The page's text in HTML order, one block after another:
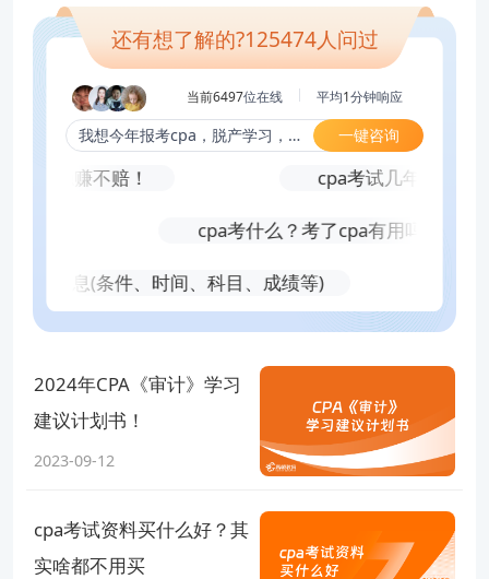
真实性负责。 如您认为本网站刊载作品涉及版权等问题，请与本网站
联系(邮箱fawu@gaodun.com，电话：021-31587497)，本网站核实
确认后会尽快予以处理。
【解决方案】在报考CPA时一定要注意仔细阅读中注协网站中的考试报名通知和相关规定，确保自己符合报考条件并按照规定的程序和步骤进行报名和缴费。
查看完整报告
还有想了解的?125474人问过
当前6497位在线 平均1分钟响应
我想今年报考cpa，脱产学习，报几科合适？ 一键咨询
是稳赚不赔！ cpa考试几年内考完
cpa考什么？考了cpa有用吗？
试信息(条件、时间、科目、成绩等)
2024年CPA《审计》学习
建议计划书！
2023-09-12
cpa考试资料买什么好？其
实啥都不用买